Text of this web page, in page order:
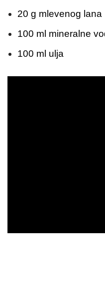
20 g mlevenog lana
100 ml mineralne
100 ml ulja